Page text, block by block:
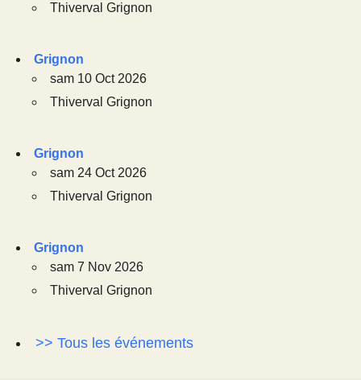
Thiverval Grignon
Grignon
sam 10 Oct 2026
Thiverval Grignon
Grignon
sam 24 Oct 2026
Thiverval Grignon
Grignon
sam 7 Nov 2026
Thiverval Grignon
>> Tous les événements